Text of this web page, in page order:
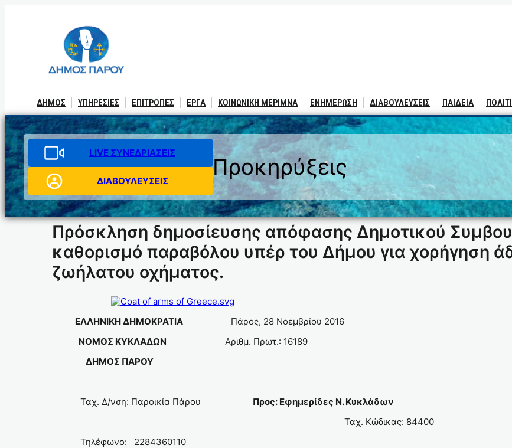
ΔΗΜΟΣ ΥΠΗΡΕΣΙΕΣ ΕΠΙΤΡΟΠΕΣ ΕΡΓΑ ΚΟΙΝΩΝΙΚΗ ΜΕΡΙΜΝΑ ΕΝΗΜΕΡΩΣΗ ΔΙΑΒΟΥΛΕΥΣΕΙΣ ΠΑΙΔΕΙΑ
LIVE ΣΥΝΕΔΡΙΑΣΕΙΣ
ΔΙΑΒΟΥΛΕΥΣΕΙΣ
Προκηρύξεις
Πρόσκληση δημοσίευσης απόφασης Δημοτικού
καθορισμό παραβόλου υπέρ του Δήμου για χορήγηση
ζωήλατου οχήματος.
ΕΛΛΗΝΙΚΗ ΔΗΜΟΚΡΑΤΙΑ Πάρος, 28 Νοεμβρίου 2016
ΝΟΜΟΣ ΚΥΚΛΑΔΩΝ Αριθμ. Πρωτ.: 16189
ΔΗΜΟΣ ΠΑΡΟΥ
Ταχ. Δ/νση: Παροικία Πάρου Προς: Εφημερίδες Ν. Κυκλάδων
Ταχ. Κώδικας:
Τηλέφωνο: 2284360110